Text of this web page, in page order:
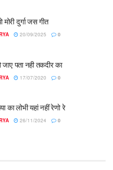
दुर्गा जस गीत
20/09/2025 0
जाए पता नही तकदीर का
17/07/2020 0
का लोभी यहां नहीं रेणो रे
26/11/2024 0